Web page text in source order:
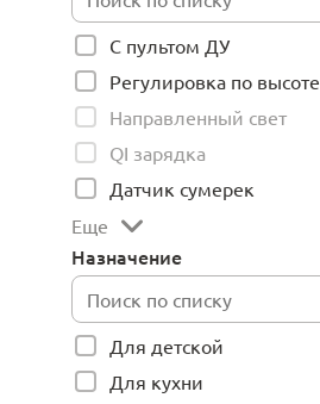
С пультом ДУ
Регулировка по высоте
Направленный свет
QI зарядка
Датчик сумерек
Еще
Назначение
Для детской
Для кухни